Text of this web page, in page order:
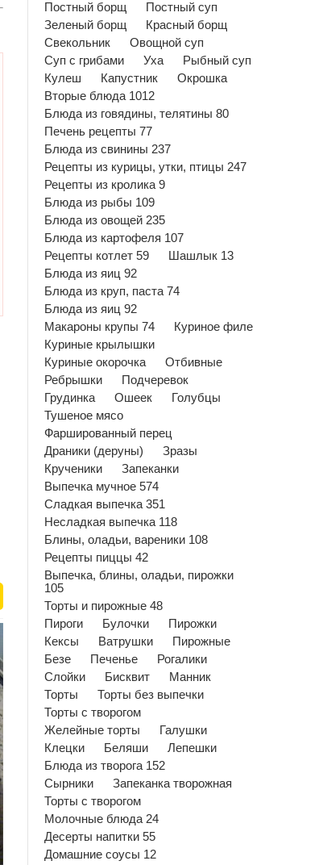
Постный борщ
Постный суп
Зеленый борщ
Красный борщ
Свекольник
Овощной суп
Суп с грибами
Уха
Рыбный суп
Кулеш
Капустник
Окрошка
Вторые блюда 1012
Блюда из говядины, телятины 80
Печень рецепты 77
Блюда из свинины 237
Рецепты из курицы, утки, птицы 247
Рецепты из кролика 9
Блюда из рыбы 109
Блюда из овощей 235
Блюда из картофеля 107
Рецепты котлет 59
Шашлык 13
Блюда из яиц 92
Блюда из круп, паста 74
Блюда из яиц 92
Макароны крупы 74
Куриное филе
Куриные крылышки
Куриные окорочка
Отбивные
Ребрышки
Подчеревок
Грудинка
Ошеек
Голубцы
Тушеное мясо
Фаршированный перец
Драники (деруны)
Зразы
Крученики
Запеканки
Выпечка мучное 574
Сладкая выпечка 351
Несладкая выпечка 118
Блины, оладьи, вареники 108
Рецепты пиццы 42
Выпечка, блины, оладьи, пирожки
105
Торты и пирожные 48
Пироги
Булочки
Пирожки
Кексы
Ватрушки
Пирожные
Безе
Печенье
Рогалики
Слойки
Бисквит
Манник
Торты
Торты без выпечки
Торты с творогом
Желейные торты
Галушки
Клецки
Беляши
Лепешки
Блюда из творога 152
Сырники
Запеканка творожная
Торты с творогом
Молочные блюда 24
Десерты напитки 55
Домашние соусы 12